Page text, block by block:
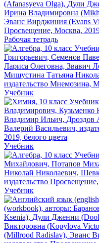
Рабочая тетрадь
Учебник
Учебник
Учебник